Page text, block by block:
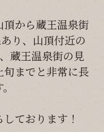
から蔵王温泉街
り、山頂付近の
蔵王温泉街の見
旬までと非常に長
ております！